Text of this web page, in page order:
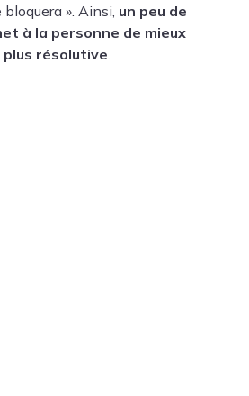
». Ainsi, un peu de
à la personne de mieux
résolutive